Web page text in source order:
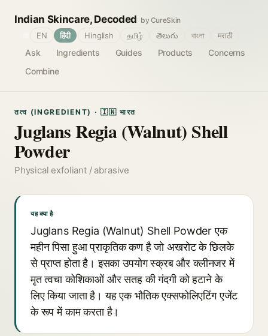
Indian Skincare, Decoded by CureSkin
Ask Ingredients Guides Products
Concerns
Combine
EN हिंदी Hinglish தமிழ் తెలుగు বাংলা मराठी
तत्व (INGREDIENT) · 🇮🇳 भारत
Juglans Regia (Walnut) Shell
Powder
Physical exfoliant / abrasive
यह क्या है
Juglans Regia (Walnut) Shell Powder एक
महीन पिसा हुआ प्राकृतिक कण है जो अखरोट के छिलके
से प्राप्त होता है। इसका उपयोग स्क्रब और क्लीनजर में
मृत त्वचा कोशिकाओं और सतह की गंदगी को हटाने के
लिए किया जाता है। यह एक भौतिक एक्सफोलिएटिंग एजेंट
के रूप में काम करता है।